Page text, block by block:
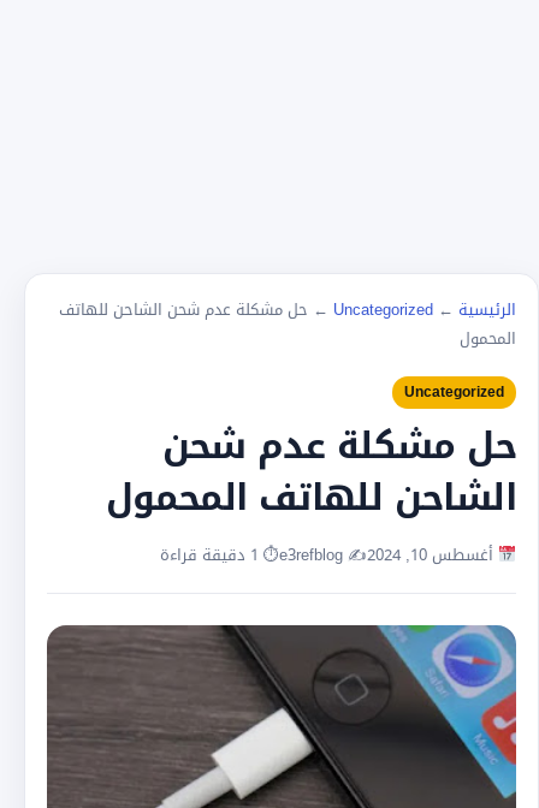
الرئيسية ←
Uncategorized
← حل مشكلة عدم شحن الشاحن للهاتف
المحمول
Uncategorized
حل مشكلة عدم شحن
الشاحن للهاتف المحمول
أغسطس 10, 2024 ✍️ e3refblog ⏱ 1 دقيقة قراءة